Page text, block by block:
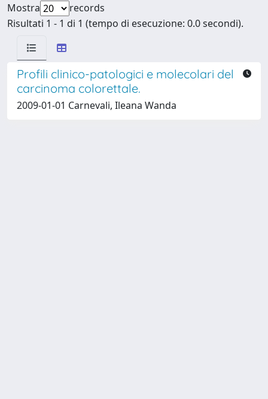
Mostra
records
Risultati 1 - 1 di 1 (tempo di esecuzione: 0.0 secondi).
Profili clinico-patologici e molecolari del
carcinoma colorettale.
2009-01-01 Carnevali, Ileana Wanda